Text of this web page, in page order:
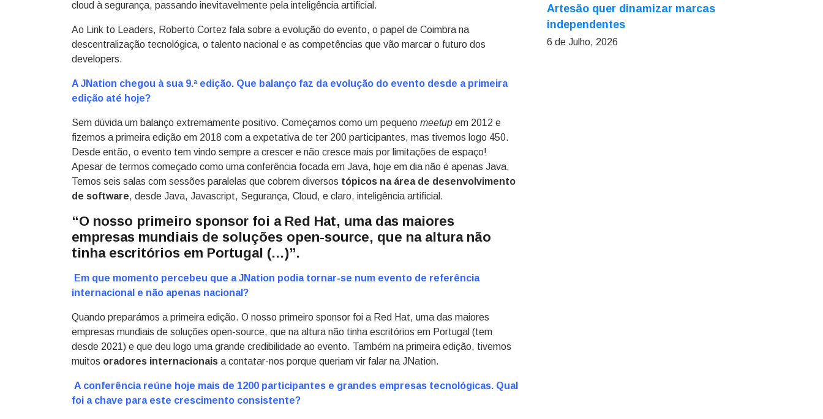
cloud à segurança, passando inevitavelmente pela inteligência artificial.
Ao Link to Leaders, Roberto Cortez fala sobre a evolução do evento, o papel de Coimbra na
descentralização tecnológica, o talento nacional e as competências que vão marcar o futuro dos
developers.
A JNation chegou à sua 9.ª edição. Que balanço faz da evolução do evento desde a primeira
edição até hoje?
Sem dúvida um balanço extremamente positivo. Começamos como um pequeno meetup em 2012 e
fizemos a primeira edição em 2018 com a expetativa de ter 200 participantes, mas tivemos logo 450.
Desde então, o evento tem vindo sempre a crescer e não cresce mais por limitações de espaço!
Apesar de termos começado como uma conferência focada em Java, hoje em dia não é apenas Java.
Temos seis salas com sessões paralelas que cobrem diversos tópicos na área de desenvolvimento
de software, desde Java, Javascript, Segurança, Cloud, e claro, inteligência artificial.
“O nosso primeiro sponsor foi a Red Hat, uma das maiores
empresas mundiais de soluções open-source, que na altura não
tinha escritórios em Portugal (…)”.
Em que momento percebeu que a JNation podia tornar-se num evento de referência
internacional e não apenas nacional?
Quando preparámos a primeira edição. O nosso primeiro sponsor foi a Red Hat, uma das maiores
empresas mundiais de soluções open-source, que na altura não tinha escritórios em Portugal (tem
desde 2021) e que deu logo uma grande credibilidade ao evento. Também na primeira edição, tivemos
muitos oradores internacionais a contatar-nos porque queriam vir falar na JNation.
A conferência reúne hoje mais de 1200 participantes e grandes empresas tecnológicas. Qual
foi a chave para este crescimento consistente?
Artesão quer dinamizar marcas
independentes
6 de Julho, 2026